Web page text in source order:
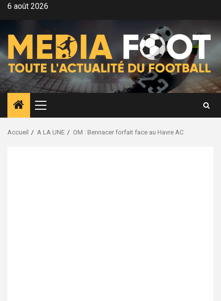
Aller6 août 2026
Menu
principal
Accueil A LA UNE OM : Bennacer forfait face au Havre AC